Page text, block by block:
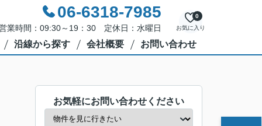
06-6318-7985
業時間：09:30～19：30 定休日：水曜日 お気に入り
0
沿線から探す 会社概要 お問い合わせ
お気軽にお問い合わせください